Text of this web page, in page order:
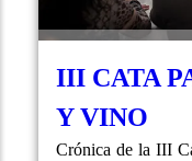
III CATA
Y VINO
Crónica de la III